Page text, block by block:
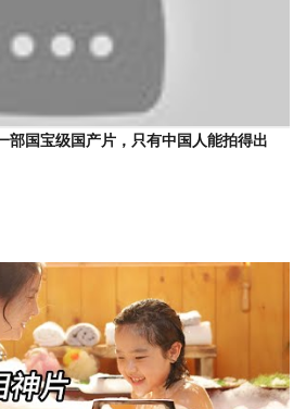
部国宝级国产片，只有中国人能拍得出